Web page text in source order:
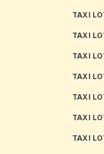
TAXI
TAXI
TAXI
TAXI
TAXI
TAXI
TAXI